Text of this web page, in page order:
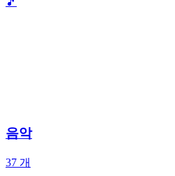
음악
37 개